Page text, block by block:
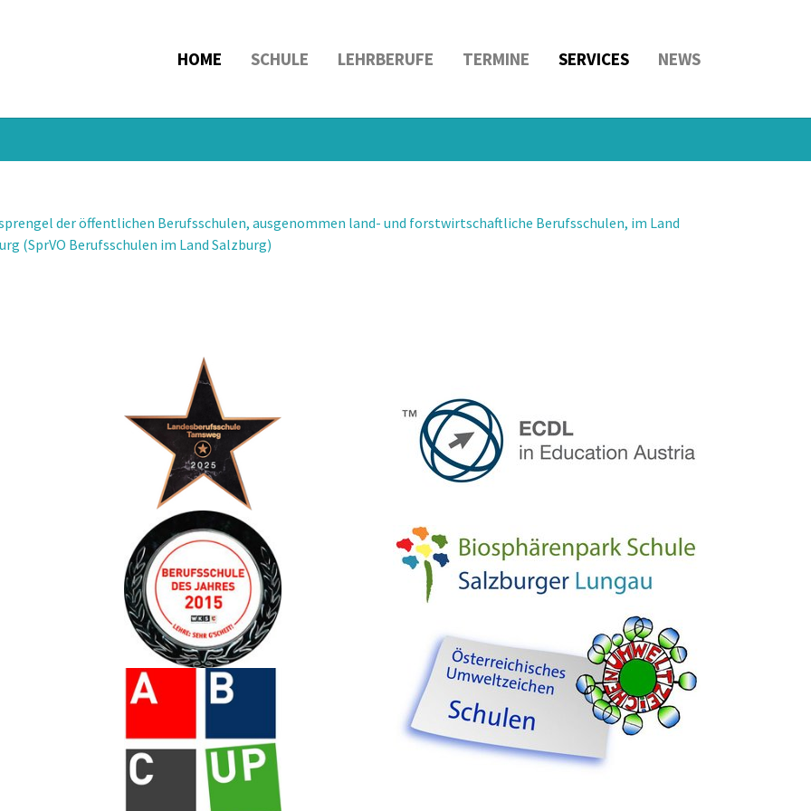
HOME SCHULE LEHRBERUFE TERMINE SERVICES NEWS
der öffentlichen Berufsschulen, ausgenommen land- und forstwirtschaftliche Berufsschulen, im Land
(SprVO Berufsschulen im Land Salzburg)